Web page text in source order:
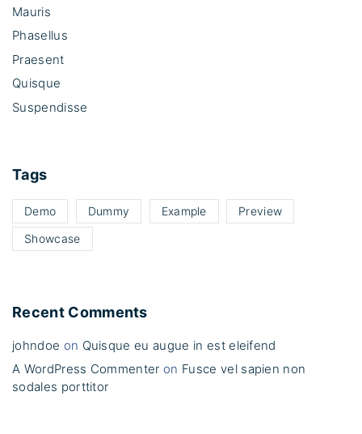
Mauris
Phasellus
Praesent
Quisque
Suspendisse
Tags
Demo Dummy Example
Preview
Showcase
Recent Comments
johndoe on Quisque eu augue in est eleifend
A WordPress Commenter on Fusce vel sapien non
sodales porttitor